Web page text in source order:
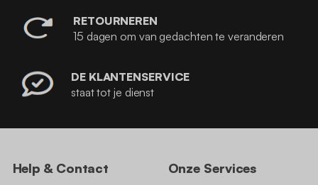
RETOURNEREN
15 dagen om van gedachten te veranderen
DE KLANTENSERVICE
staat tot je dienst
Help & Contact Onze Services